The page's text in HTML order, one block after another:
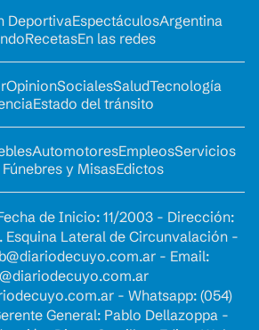
DeportivaEspectáculosArgentina
RecetasEn las redes
OpinionSocialesSaludTecnología
Estado del tránsito
AutomotoresEmpleosServicios
y MisasEdictos
de Inicio: 11/2003 - Dirección:
Esquina Lateral de Circunvalación -
- Email:
- Whatsapp: (054)
General: Pablo Dellazoppa -